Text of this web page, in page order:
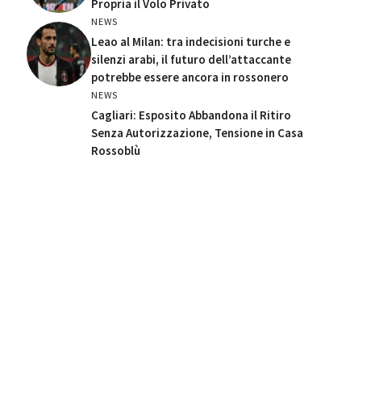
Propria il Volo Privato
NEWS
Leao al Milan: tra indecisioni turche e
silenzi arabi, il futuro dell’attaccante
potrebbe essere ancora in rossonero
NEWS
Cagliari: Esposito Abbandona il Ritiro
Senza Autorizzazione, Tensione in Casa
Rossoblù